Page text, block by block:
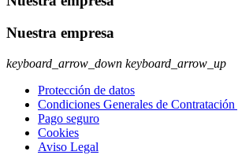
Nuestra empresa
keyboard_arrow_down keyboard_arrow_up
Protección de datos
Condiciones Generales de
Pago seguro
Cookies
Aviso Legal